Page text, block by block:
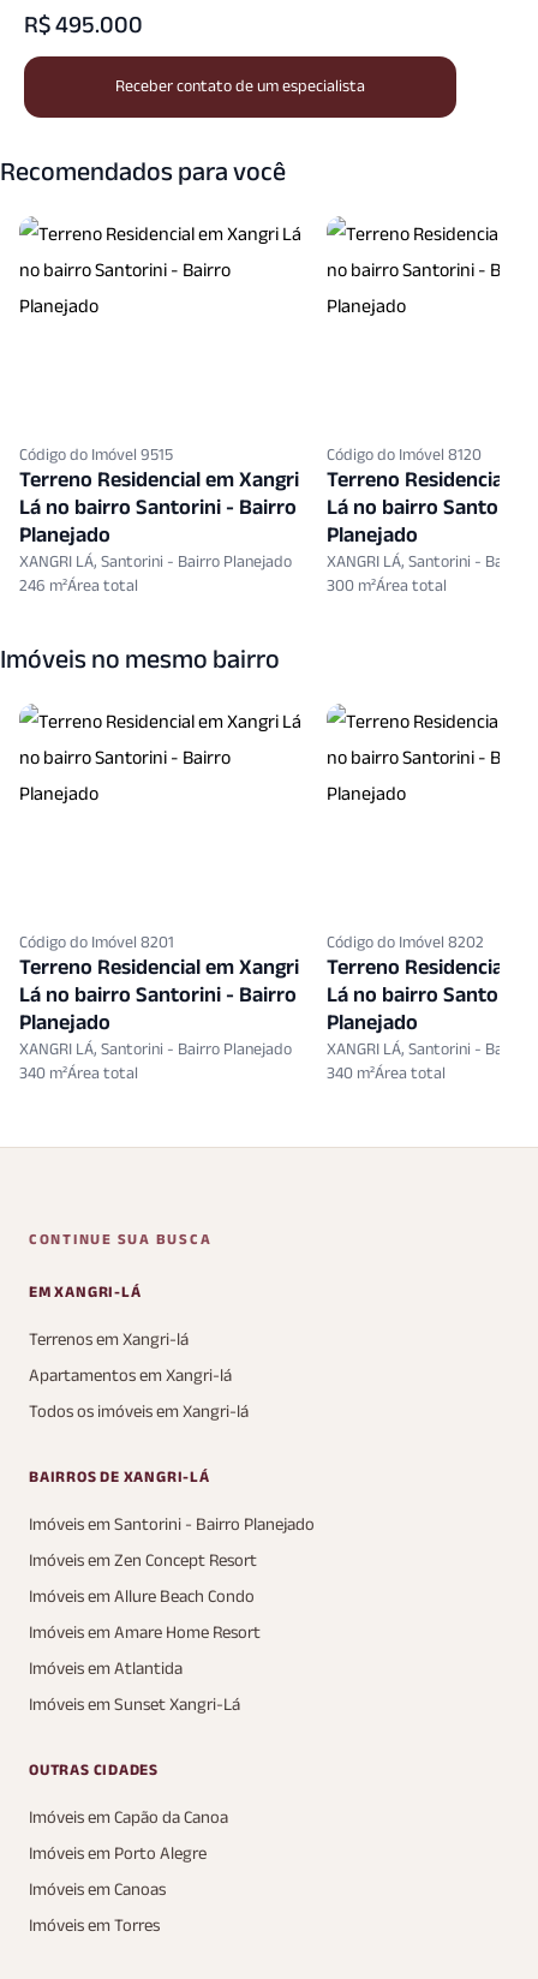
R$ 495.000
Receber contato de um especialista
Recomendados para você
Código do Imóvel 9515
Terreno Residencial em Xangri
Lá no bairro Santorini - Bairro
Planejado
XANGRI LÁ, Santorini - Bairro Planejado
246 m²
Código do Imóvel 8120
Terreno Residencial
Lá no bairro Santorini
Planejado
XANGRI LÁ, Santorini - Bairro
300 m²
Imóveis no mesmo bairro
Código do Imóvel 8201
Terreno Residencial em Xangri
Lá no bairro Santorini - Bairro
Planejado
XANGRI LÁ, Santorini - Bairro Planejado
340 m²
Código do Imóvel 8202
Terreno Residencial
Lá no bairro Santorini
Planejado
XANGRI LÁ, Santorini - Bairro
340 m²
CONTINUE SUA BUSCA
EM XANGRI-LÁ
Terrenos em Xangri-lá
Apartamentos em Xangri-lá
Todos os imóveis em Xangri-lá
BAIRROS DE XANGRI-LÁ
Imóveis em Santorini - Bairro Planejado
Imóveis em Zen Concept Resort
Imóveis em Allure Beach Condo
Imóveis em Amare Home Resort
Imóveis em Atlantida
Imóveis em Sunset Xangri-Lá
OUTRAS CIDADES
Imóveis em Capão da Canoa
Imóveis em Porto Alegre
Imóveis em Canoas
Imóveis em Torres